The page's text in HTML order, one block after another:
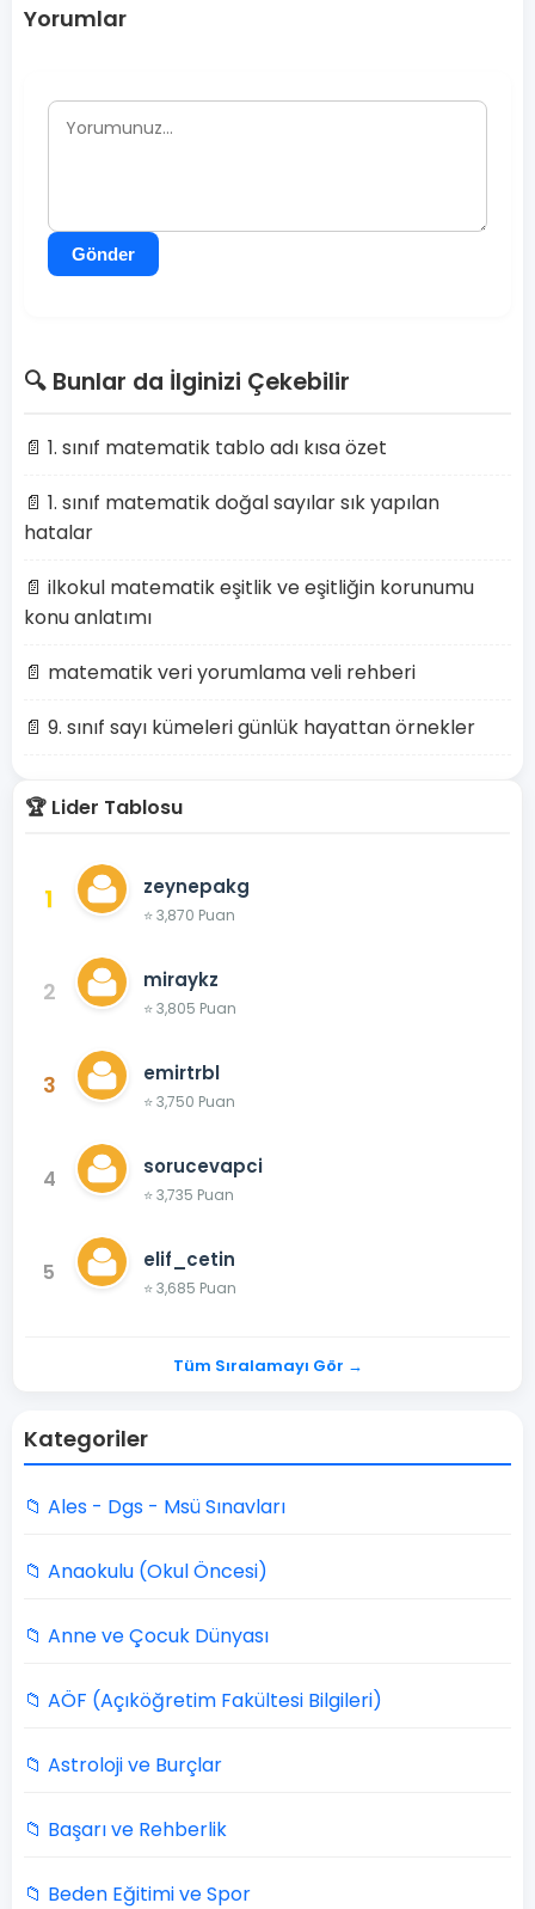
Yorumlar
Gönder
🔍 Bunlar da İlginizi Çekebilir
📄 1. sınıf matematik tablo adı kısa özet
📄 1. sınıf matematik doğal sayılar sık yapılan
hatalar
📄 ilkokul matematik eşitlik ve eşitliğin korunumu
konu anlatımı
📄 matematik veri yorumlama veli rehberi
📄 9. sınıf sayı kümeleri günlük hayattan örnekler
🏆 Lider Tablosu
1 zeynepakg
⭐ 3,870 Puan
2 miraykz
⭐ 3,805 Puan
3 emirtrbl
⭐ 3,750 Puan
4 sorucevapci
⭐ 3,735 Puan
5 elif_cetin
⭐ 3,685 Puan
Tüm Sıralamayı Gör →
Kategoriler
📁 Ales - Dgs - Msü Sınavları
📁 Anaokulu (Okul Öncesi)
📁 Anne ve Çocuk Dünyası
📁 AÖF (Açıköğretim Fakültesi Bilgileri)
📁 Astroloji ve Burçlar
📁 Başarı ve Rehberlik
📁 Beden Eğitimi ve Spor